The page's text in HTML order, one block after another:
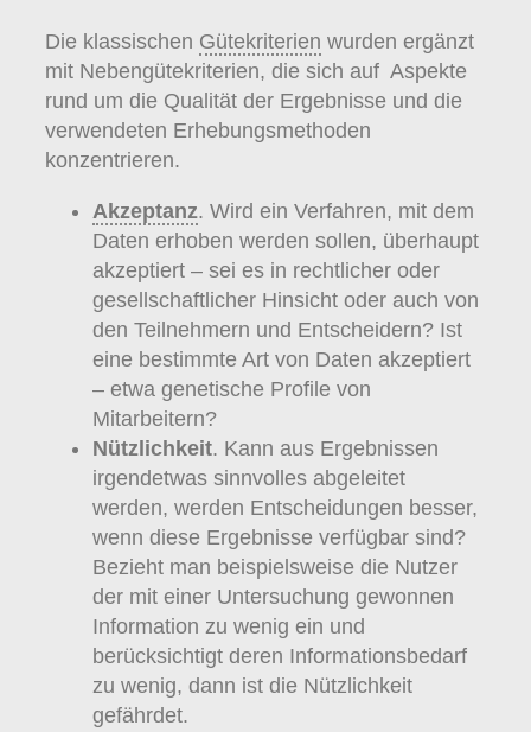
Die klassischen Gütekriterien wurden ergänzt
mit Nebengütekriterien, die sich auf Aspekte
rund um die Qualität der Ergebnisse und die
verwendeten Erhebungsmethoden
konzentrieren.
Akzeptanz. Wird ein Verfahren, mit dem
Daten erhoben werden sollen, überhaupt
akzeptiert – sei es in rechtlicher oder
gesellschaftlicher Hinsicht oder auch von
den Teilnehmern und Entscheidern? Ist
eine bestimmte Art von Daten akzeptiert
– etwa genetische Profile von
Mitarbeitern?
Nützlichkeit. Kann aus Ergebnissen
irgendetwas sinnvolles abgeleitet
werden, werden Entscheidungen besser,
wenn diese Ergebnisse verfügbar sind?
Bezieht man beispielsweise die Nutzer
der mit einer Untersuchung gewonnen
Information zu wenig ein und
berücksichtigt deren Informationsbedarf
zu wenig, dann ist die Nützlichkeit
gefährdet.